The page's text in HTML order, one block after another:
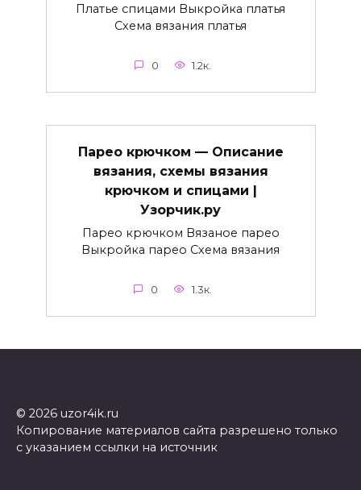
Платье спицами Выкройка платья
Схема вязания платья
0 1.2к.
Парео крючком — Описание
вязания, схемы вязания
крючком и спицами |
Узорчик.ру
Парео крючком Вязаное парео
Выкройка парео Схема вязания
0 1.3к.
© 2026 uzor4ik.ru
Копирование материалов сайта разрешено только
с указанием ссылки на источник